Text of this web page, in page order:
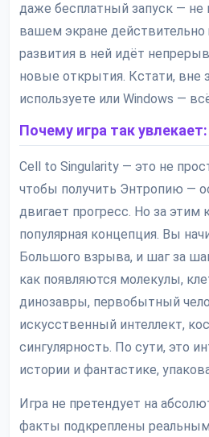
даже бесплатный запуск —
вашем экране действительно
развития в ней идёт
новые открытия. Кстати, вне
используете или Windows —
Почему игра так
Cell to Singularity — это не
чтобы получить Энтропию —
двигает прогресс. Но за этим
популярная концепция. Вы
Большого взрыва, и шаг за
как появляются молекулы,
динозавры, первобытный
искусственный интеллект,
сингулярность. По сути, это
истории и фантастике,
Игра не претендует на
факты подкреплены